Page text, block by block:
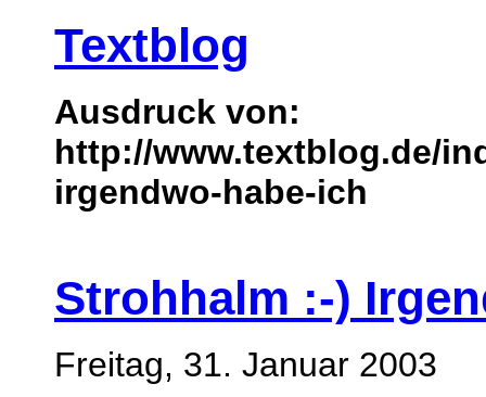
Textblog
Ausdruck von:
http://www.textblog.de/
irgendwo-habe-ich
Strohhalm :-)
Freitag, 31. Januar 2003